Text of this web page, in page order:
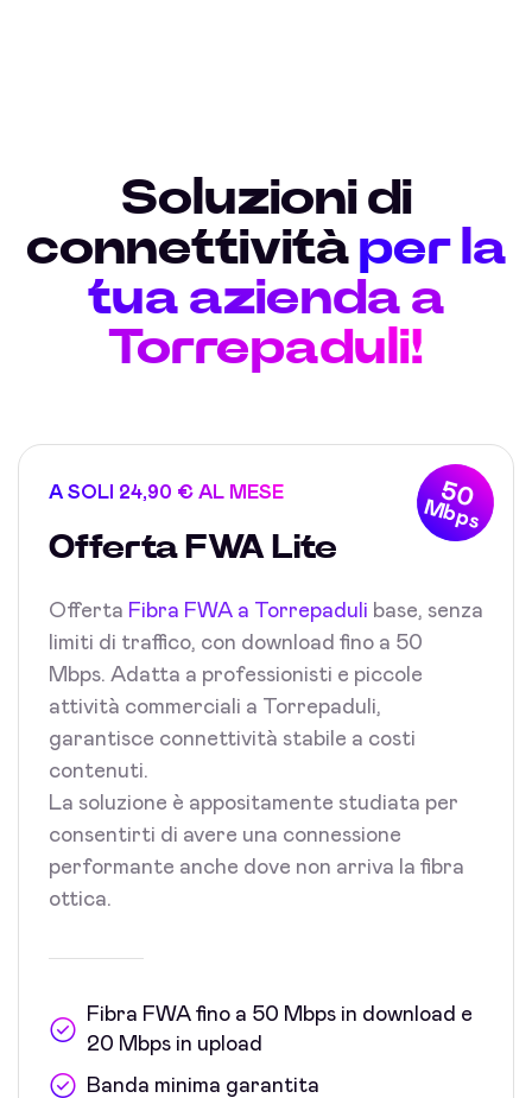
Soluzioni di
connettività per la
tua azienda a
Torrepaduli!
50
Mbps
A SOLI 24,90 € AL MESE
Offerta FWA Lite
Offerta Fibra FWA a Torrepaduli base, senza
limiti di traffico, con download fino a 50
Mbps. Adatta a professionisti e piccole
attività commerciali a Torrepaduli,
garantisce connettività stabile a costi
contenuti.
La soluzione è appositamente studiata per
consentirti di avere una connessione
performante anche dove non arriva la fibra
ottica.
Fibra FWA fino a 50 Mbps in download e
20 Mbps in upload
Banda minima garantita